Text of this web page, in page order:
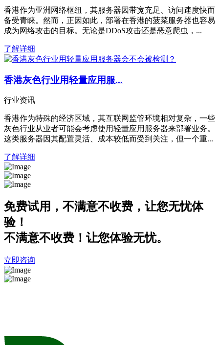
香港作为亚洲网络枢纽，其服务器因带宽充足、访问速度快而
备受青睐。然而，正因如此，部署在香港的菠菜服务器也容易
成为网络攻击的目标。无论是DDoS攻击还是恶意爬虫，...
了解详细
香港灰色行业用轻量应用服...
行业资讯
香港作为特殊的经济区域，其互联网监管环境相对复杂，一些
灰色行业从业者可能会考虑使用轻量应用服务器来部署业务。
这类服务器因其配置灵活、成本较低而受到关注，但一个重...
了解详细
免费试用，不满意不收费，让您无忧体
验！
不满意不收费！让您体验无忧。
立即咨询